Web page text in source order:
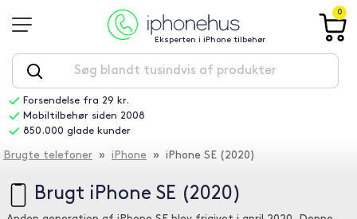
Eksperten i iPhone tilbehør
0
Forsendelse fra 29 kr.
Mobiltilbehør siden 2008
850.000 glade kunder
Brugte telefoner » iPhone » iPhone SE (2020)
Brugt iPhone SE (2020)